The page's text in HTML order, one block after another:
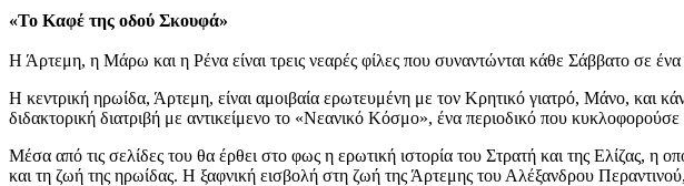
«Το Καφέ της οδού Σκουφά»
Η Άρτεμη, η Μάρω και η Ρένα είναι τρεις νεαρές φίλες που συναντώνται κάθε Σάββατο σε ένα
Η κεντρική ηρωίδα, Άρτεμη, είναι αμοιβαία ερωτευμένη με τον Κρητικό γιατρό, Μάνο, και
διδακτορική διατριβή με αντικείμενο το «Νεανικό Κόσμο», ένα περιοδικό που
Μέσα από τις σελίδες του θα έρθει στο φως η ερωτική ιστορία του Στρατή και της Ελίζας,
και τη ζωή της ηρωίδας. Η ξαφνική εισβολή στη ζωή της Άρτεμης του Αλέξανδρου